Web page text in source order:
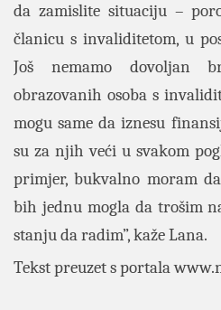
da zamislite situaciju –
članicu s invaliditetom, u
Još nemamo dovoljan
obrazovanih osoba s
mogu same da iznesu
su za njih veći u svakom
primjer, bukvalno moram
bih jednu mogla da trošim
stanju da radim”, kaže Lana.
Tekst preuzet s portala